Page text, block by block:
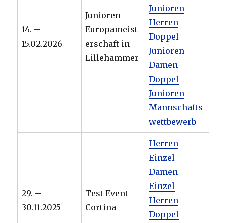
14. –
15.02.2026
Junioren
Europameist
erschaft in
Lillehammer
Junioren
Herren
Doppel
Junioren
Damen
Doppel
Junioren
Mannschafts
wettbewerb
29. –
30.11.2025
Test Event
Cortina
Herren
Einzel
Damen
Einzel
Herren
Doppel